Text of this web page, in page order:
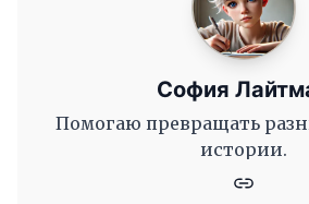
София
Помогаю превращать
истории.